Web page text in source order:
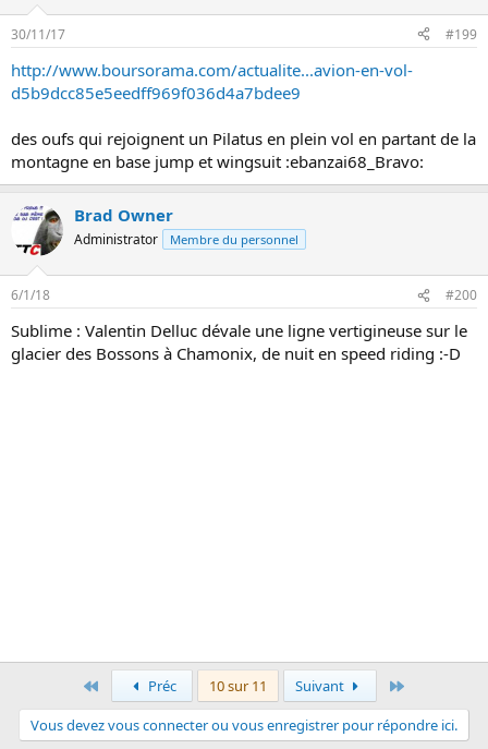
30/11/17 #199
http://www.boursorama.com/actualite...avion-en-vol-
d5b9dcc85e5eedff969f036d4a7bdee9
des oufs qui rejoignent un Pilatus en plein vol en partant de la
montagne en base jump et wingsuit :ebanzai68_Bravo:
Brad Owner
Administrator Membre du personnel
6/1/18 #200
Sublime : Valentin Delluc dévale une ligne vertigineuse sur le
glacier des Bossons à Chamonix, de nuit en speed riding :-D
PremierPréc 10 sur 11 Suivant
Vous devez vous connecter ou vous enregistrer pour répondre ici.